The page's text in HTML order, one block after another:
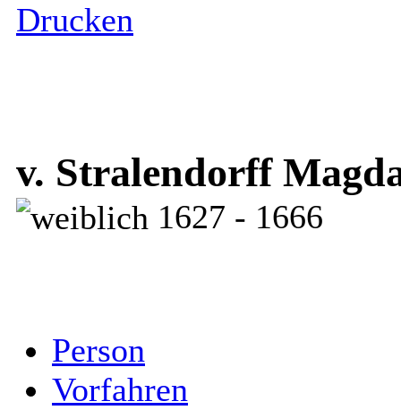
Drucken
v. Stralendorff
1627 - 1666
Person
Vorfahren